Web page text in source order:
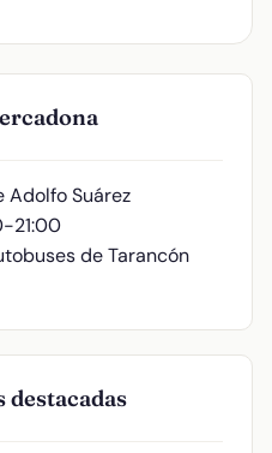
Adolfo Suárez
21:00
de Tarancón
destacadas